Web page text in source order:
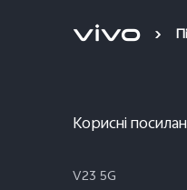
Корисні
V23 5G